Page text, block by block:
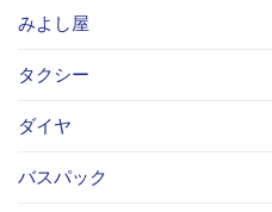
みよし屋
タクシー
ダイヤ
バスパック